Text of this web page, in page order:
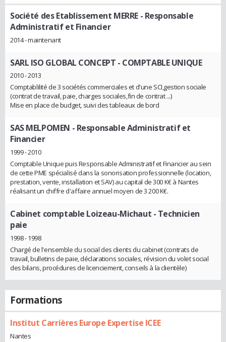
Société des Etablissement MERRE- Responsable
Administratif et Financier
2014 - maintenant
SARL ISO GLOBAL CONCEPT - COMPTABLE UNIQUE
2010 - 2013
Comptablilité de 3 sociétés commerciales et d'une SCI,gestion sociale
(contrat de travail, paie, charges sociales,fin de contrat ...)
Mise en place de budget, suivi des tableaux de bord
SAS MELPOMEN - Responsable Administratif et
Financier
1999 - 2010
Comptable Unique puis Responsable Administratif et Financier au sein
de cette PME spécialisé dans la sonorisation professionnelle (location,
prestation, vente, installation et SAV) au capital de 300 K€ à Nantes
réalisant un chiffre d'affaire annuel moyen de 3 200 K€.
Cabinet comptable Loizeau-Michaut - Technicien
paie
1998 - 1998
Chargé de l'ensemble du social des clients du cabinet (contrats de
travail, bulletins de paie, déclarations sociales, révision du volet social
des bilans, procédures de licenciement, conseils à la clientèle)
Formations
Institut Carrières Europe Expertise ICEE
Nantes